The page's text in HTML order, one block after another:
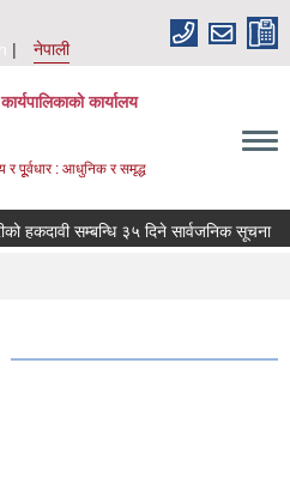
नेपाली
कार्यालय
र पूूर्वधार : आधुनिक र समृद्ध
हकदावी सम्बन्धि ३५ दिने सार्वजनिक सूचना